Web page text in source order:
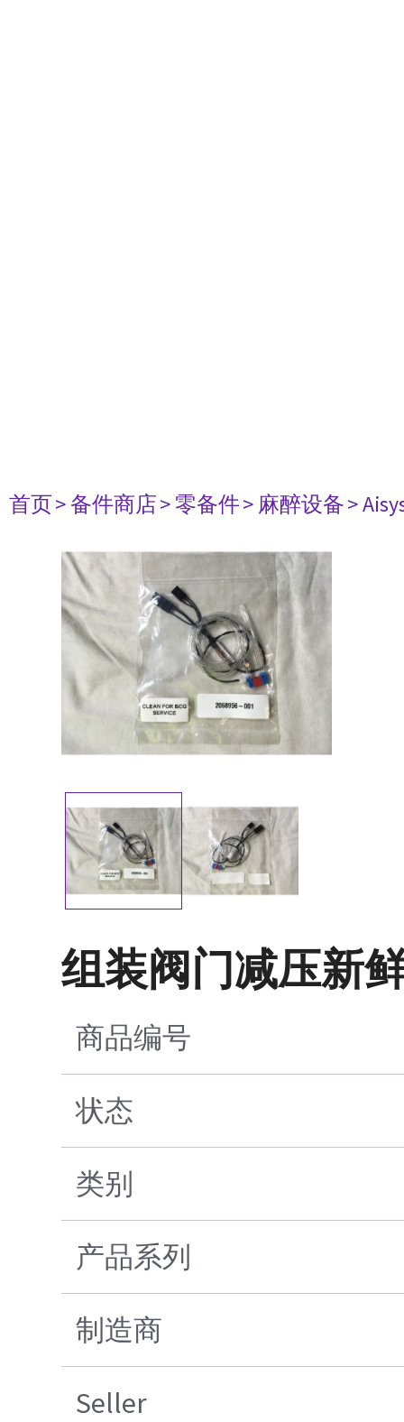
首页> 备件商店> 零备件> 麻醉设备>
组装阀门减压新
商品编号
状态
类别
产品系列
制造商
Seller